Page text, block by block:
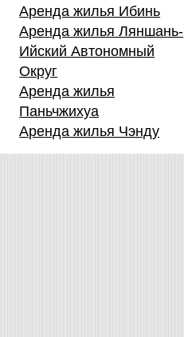
Аренда жилья Ибинь
Аренда жилья Ляншань-
Ийский Автономный
Округ
Аренда жилья
Паньчжихуа
Аренда жилья Чэнду